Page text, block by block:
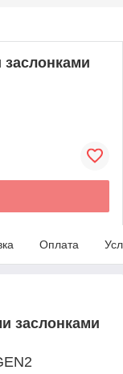
Оплата
заслонками